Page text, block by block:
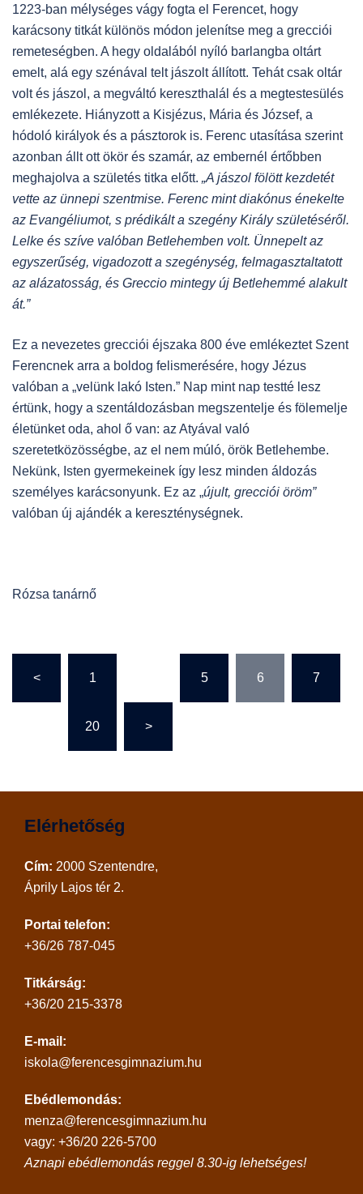
1223-ban mélységes vágy fogta el Ferencet, hogy
karácsony titkát különös módon jelenítse meg a grecciói
remeteségben. A hegy oldalából nyíló barlangba oltárt
emelt, alá egy szénával telt jászolt állított. Tehát csak oltár
volt és jászol, a megváltó kereszthalál és a megtestesülés
emlékezete. Hiányzott a Kisjézus, Mária és József, a
hódoló királyok és a pásztorok is. Ferenc utasítása szerint
azonban állt ott ökör és szamár, az embernél értőbben
meghajolva a születés titka előtt. „A jászol fölött kezdetét
vette az ünnepi szentmise. Ferenc mint diakónus énekelte
az Evangéliumot, s prédikált a szegény Király születéséről.
Lelke és szíve valóban Betlehemben volt. Ünnepelt az
egyszerűség, vigadozott a szegénység, felmagasztaltatott
az alázatosság, és Greccio mintegy új Betlehemmé alakult
át.”
Ez a nevezetes grecciói éjszaka 800 éve emlékeztet Szent
Ferencnek arra a boldog felismerésére, hogy Jézus
valóban a „velünk lakó Isten.” Nap mint nap testté lesz
értünk, hogy a szentáldozásban megszentelje és fölemelje
életünket oda, ahol ő van: az Atyával való
szeretetközösségbe, az el nem múló, örök Betlehembe.
Nekünk, Isten gyermekeinek így lesz minden áldozás
személyes karácsonyunk. Ez az „újult, grecciói öröm”
valóban új ajándék a kereszténységnek.
Rózsa tanárnő
lapozása
< 1 5 6 7
20 >
Elérhetőség
Cím: 2000 Szentendre,
Áprily Lajos tér 2.
Portai telefon:
+36/26 787-045
Titkárság:
+36/20 215-3378
E-mail:
iskola@ferencesgimnazium.hu
Ebédlemondás:
menza@ferencesgimnazium.hu
vagy: +36/20 226-5700
Aznapi ebédlemondás reggel 8.30-ig lehetséges!